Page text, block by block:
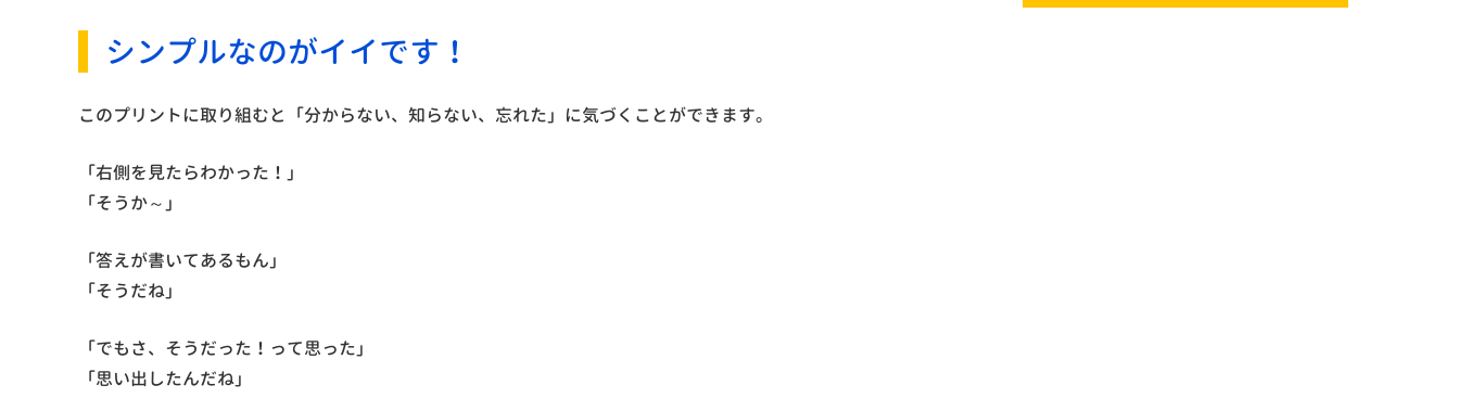
シンプルなのがイイです！
このプリントに取り組むと「分からない、知らない、忘れた」に気づくことができます。
「右側を見たらわかった！」
「そうか～」
「答えが書いてあるもん」
「そうだね」
「でもさ、そうだった！って思った」
「思い出したんだね」